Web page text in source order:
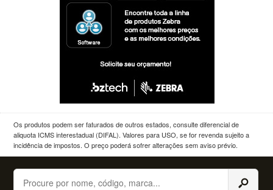
Os produtos podem ser faturados de outros estados, consulte diferencial de
aliquota ICMS interestadual (DIFAL). Valores para USO, se for revenda sujeito a
incidência de impostos. O preço poderá sofrer alterações sem aviso prévio.
Buscar